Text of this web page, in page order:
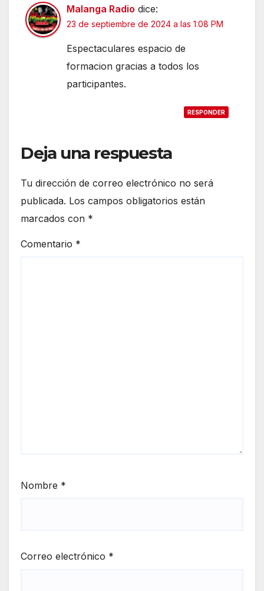
Malanga Radio dice:
23 de septiembre de 2024 a las 1:08 PM
Espectaculares espacio de
formacion gracias a todos los
participantes.
RESPONDER
Deja una respuesta
Tu dirección de correo electrónico no será
publicada. Los campos obligatorios están
marcados con *
Comentario *
Nombre *
Correo electrónico *